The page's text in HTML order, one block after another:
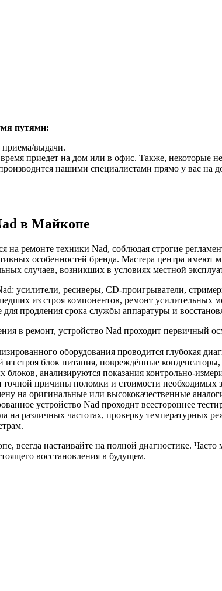
путями:
приема/выдачи.
приедет на дом или в офис. Также, некоторые
нашими специалистами прямо у вас на
в Майкопе
ремонте техники Nad, соблюдая строгие
особенностей бренда. Мастера центра
случаев, возникших в условиях местной
усилители, ресиверы, CD-проигрыватели,
из строя компонентов, ремонт
продления срока службы аппаратуры и
в ремонт, устройство Nad проходит первичный
оборудования проводится глубокая
строя блок питания, повреждённые
анализируются показания контрольно-
причины поломки и стоимости необходимых
на оригинальные или высококачественные
устройство Nad проходит всестороннее
на различных частотах, проверку температурных
всегда настаивайте на полной диагностике.
восстановления в будущем.